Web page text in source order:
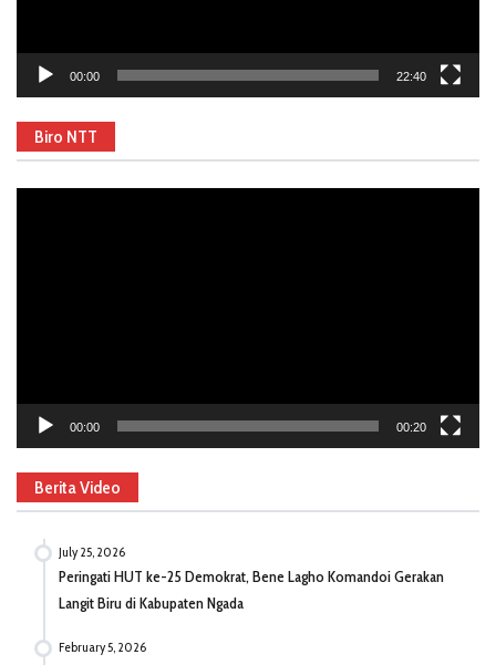
00:00 22:40
Biro NTT
00:00 00:20
Berita Video
July 25, 2026
Peringati HUT ke-25 Demokrat, Bene Lagho Komandoi Gerakan
Langit Biru di Kabupaten Ngada
February 5, 2026